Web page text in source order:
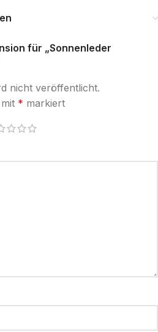
für „Sonnenleder
nicht veröffentlicht.
* markiert